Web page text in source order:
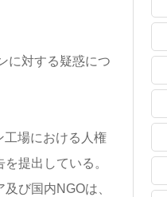
に対する疑惑につ
工場における人権
提出している。
び国内NGOは、